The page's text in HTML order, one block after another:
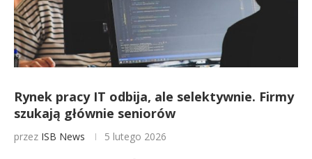
Rynek pracy IT odbija, ale selektywnie. Firmy
szukają głównie seniorów
przez ISB News 5 lutego 2026